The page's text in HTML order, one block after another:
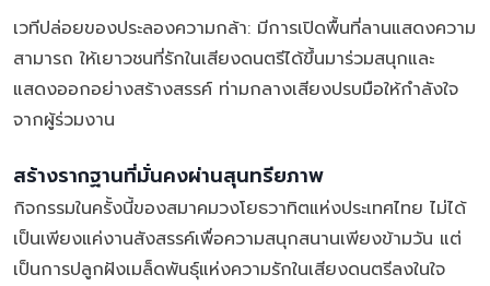
เวทีปล่อยของประลองความกล้า: มีการเปิดพื้นที่ลานแสดงความ
สามารถ ให้เยาวชนที่รักในเสียงดนตรีได้ขึ้นมาร่วมสนุกและ
แสดงออกอย่างสร้างสรรค์ ท่ามกลางเสียงปรบมือให้กำลังใจ
จากผู้ร่วมงาน
สร้างรากฐานที่มั่นคงผ่านสุนทรียภาพ
กิจกรรมในครั้งนี้ของสมาคมวงโยธวาทิตแห่งประเทศไทย ไม่ได้
เป็นเพียงแค่งานสังสรรค์เพื่อความสนุกสนานเพียงข้ามวัน แต่
เป็นการปลูกฝังเมล็ดพันธุ์แห่งความรักในเสียงดนตรีลงในใจ